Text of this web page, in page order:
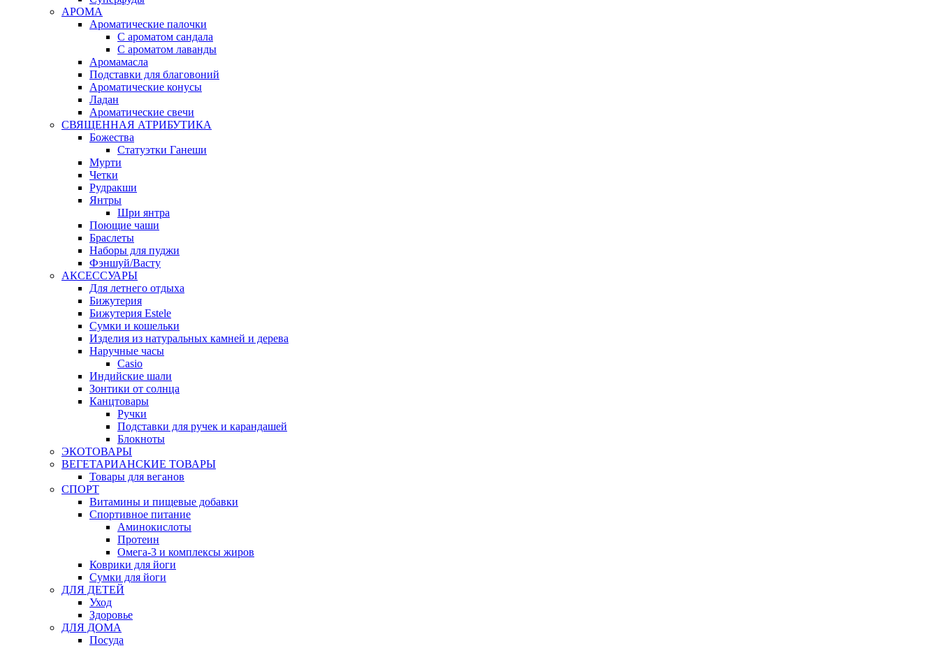
АРОМА
Ароматические палочки
С ароматом сандала
С ароматом лаванды
Аромамасла
Подставки для благовоний
Ароматические конусы
Ладан
Ароматические свечи
СВЯЩЕННАЯ АТРИБУТИКА
Божества
Статуэтки Ганеши
Мурти
Четки
Рудракши
Янтры
Шри янтра
Поющие чаши
Браслеты
Наборы для пуджи
Фэншуй/Васту
АКСЕССУАРЫ
Для летнего отдыха
Бижутерия
Бижутерия Estele
Сумки и кошельки
Изделия из натуральных камней и дерева
Наручные часы
Casio
Индийские шали
Зонтики от солнца
Канцтовары
Ручки
Подставки для ручек и карандашей
Блокноты
ЭКОТОВАРЫ
ВЕГЕТАРИАНСКИЕ ТОВАРЫ
Товары для веганов
СПОРТ
Витамины и пищевые добавки
Спортивное питание
Аминокислоты
Протеин
Омега-3 и комплексы жиров
Коврики для йоги
Сумки для йоги
ДЛЯ ДЕТЕЙ
Уход
Здоровье
ДЛЯ ДОМА
Посуда